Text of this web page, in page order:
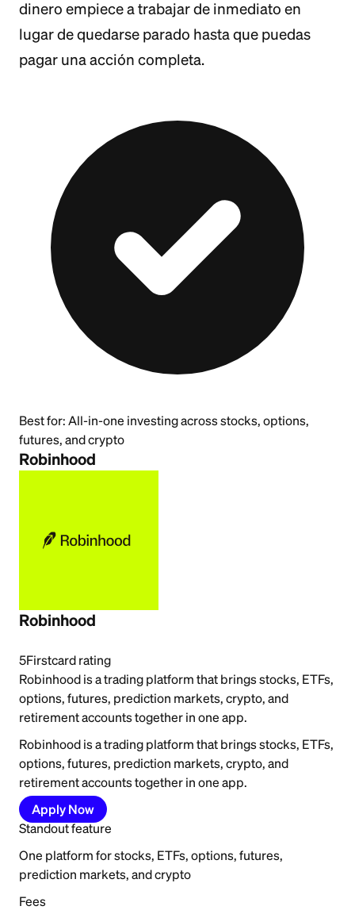
dinero empiece a trabajar de inmediato en
lugar de quedarse parado hasta que puedas
pagar una acción completa.
Best for: All-in-one investing across stocks, options,
futures, and crypto
Robinhood
Robinhood
5Firstcard rating
Robinhood is a trading platform that brings stocks, ETFs,
options, futures, prediction markets, crypto, and
retirement accounts together in one app.
Robinhood is a trading platform that brings stocks, ETFs,
options, futures, prediction markets, crypto, and
retirement accounts together in one app.
Apply Now
Standout feature
One platform for stocks, ETFs, options, futures,
prediction markets, and crypto
Fees